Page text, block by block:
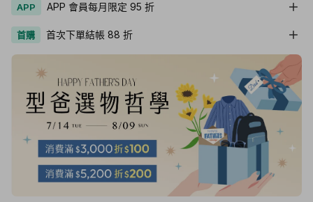
APP APP 會員每月限定 95 折
首購 首次下單結帳 88 折